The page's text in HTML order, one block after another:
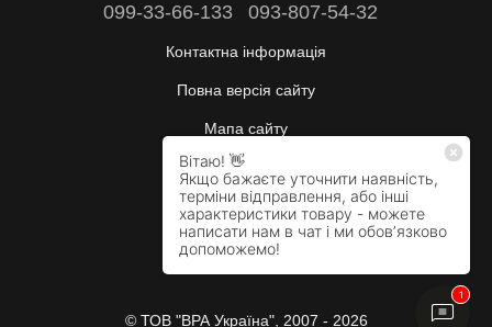
099-33-66-133 093-807-54-32
Контактна інформація
Повна версія сайту
Мапа сайту
Будні: 10:00–17:00
Сб:вихідний
Нд:вихідний
© ТОВ "ВРА Україна", 2007 - 2026